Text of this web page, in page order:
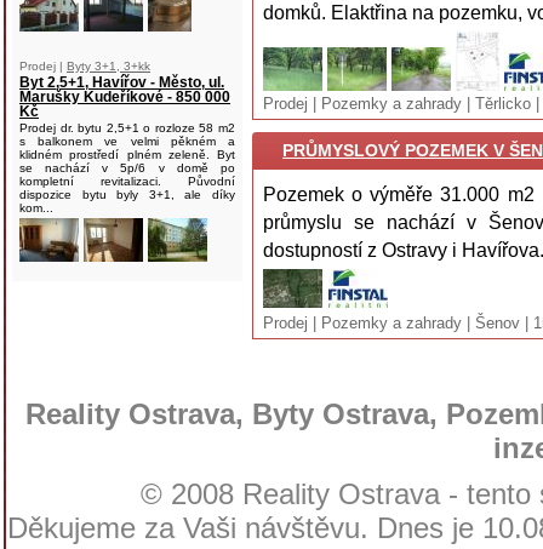
Prodej | Byty 3+1, 3+kk
Byt 2,5+1, Havířov - Město, ul.
Marušky Kudeříkové - 850 000
Kč
Prodej dr. bytu 2,5+1 o rozloze 58 m2
s balkonem ve velmi pěkném a
klidném prostředí plném zeleně. Byt
se nachází v 5p/6 v domě po
kompletní revitalizaci. Původní
dispozice bytu byly 3+1, ale díky
kom...
domků. Elaktřina na pozemku,
Prodej | Pozemky a zahrady | Těrlicko
PRŮMYSLOVÝ POZEMEK V
Pozemek o výměře 31.000
průmyslu se nachází v
dostupností z Ostravy i
Prodej | Pozemky a zahrady | Šenov |
Reality Ostrava, Byty Ostrava,
© 2008 Reality Ostrava -
Děkujeme za Vaši návštěvu. Dnes je